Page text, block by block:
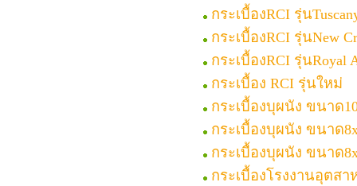
กระเบื้องRCI รุ่น
กระเบื้องRCI รุ่นNew
กระเบื้องRCI รุ่นRoyal
กระเบื้อง RCI รุ่นใหม่
กระเบื้องบุผนัง ขนาด
กระเบื้องบุผนัง ขนาด
กระเบื้องบุผนัง ขนาด
กระเบื้องโรงงานอุตสา